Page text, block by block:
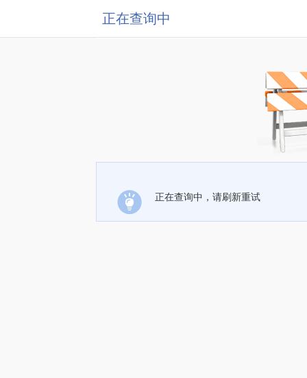
正在查询中
正在查询中，请刷新重试